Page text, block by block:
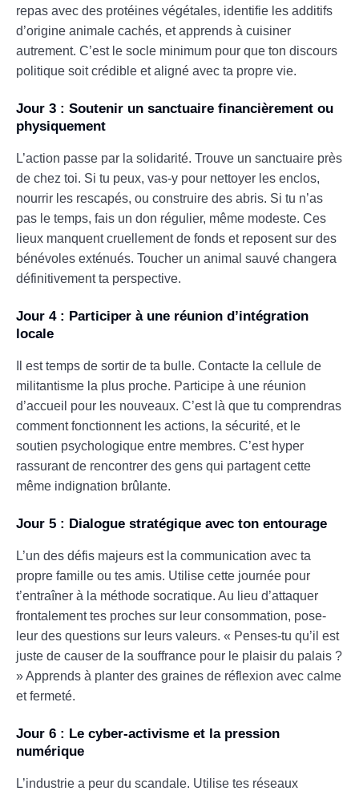
repas avec des protéines végétales, identifie les additifs
d’origine animale cachés, et apprends à cuisiner
autrement. C’est le socle minimum pour que ton discours
politique soit crédible et aligné avec ta propre vie.
Jour 3 : Soutenir un sanctuaire financièrement ou
physiquement
L’action passe par la solidarité. Trouve un sanctuaire près
de chez toi. Si tu peux, vas-y pour nettoyer les enclos,
nourrir les rescapés, ou construire des abris. Si tu n’as
pas le temps, fais un don régulier, même modeste. Ces
lieux manquent cruellement de fonds et reposent sur des
bénévoles exténués. Toucher un animal sauvé changera
définitivement ta perspective.
Jour 4 : Participer à une réunion d’intégration
locale
Il est temps de sortir de ta bulle. Contacte la cellule de
militantisme la plus proche. Participe à une réunion
d’accueil pour les nouveaux. C’est là que tu comprendras
comment fonctionnent les actions, la sécurité, et le
soutien psychologique entre membres. C’est hyper
rassurant de rencontrer des gens qui partagent cette
même indignation brûlante.
Jour 5 : Dialogue stratégique avec ton entourage
L’un des défis majeurs est la communication avec ta
propre famille ou tes amis. Utilise cette journée pour
t’entraîner à la méthode socratique. Au lieu d’attaquer
frontalement tes proches sur leur consommation, pose-
leur des questions sur leurs valeurs. « Penses-tu qu’il est
juste de causer de la souffrance pour le plaisir du palais ?
» Apprends à planter des graines de réflexion avec calme
et fermeté.
Jour 6 : Le cyber-activisme et la pression
numérique
L’industrie a peur du scandale. Utilise tes réseaux